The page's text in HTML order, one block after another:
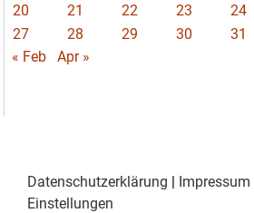
20
21 22 23 24
27
28 29 30
31
« Feb
Apr »
Datenschutzerklärung | Impressum
Einstellungen